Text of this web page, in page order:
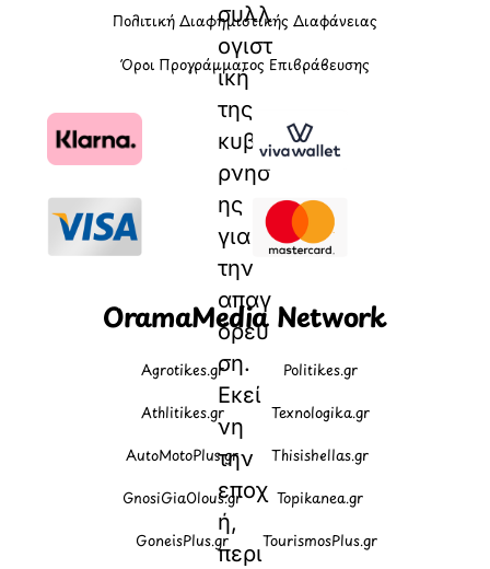
συλλ
ογιστ
ική
της
κυβέ
ρνησ
ης
για
την
απαγ
όρευ
ση.
Εκεί
νη
την
εποχ
ή,
περι
Πολιτική Διαφημιστικής Διαφάνειας
Όροι Προγράμματος Επιβράβευσης
OramaMedia Network
Agrotikes.gr Politikes.gr
Athlitikes.gr Texnologika.gr
AutoMotoPlus.gr Thisishellas.gr
GnosiGiaOlous.gr Topikanea.gr
GoneisPlus.gr TourismosPlus.gr